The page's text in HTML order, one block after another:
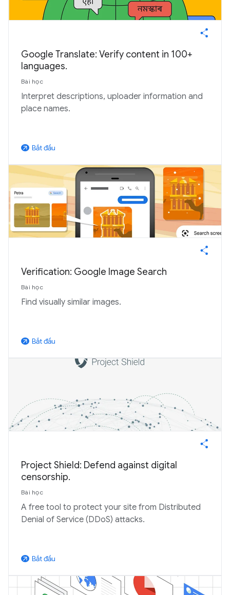
Google Translate: Verify content in 100+
languages.
Bài học
Interpret descriptions, uploader information and
place names.
arrow_outward Bắt đầu
Verification: Google Image Search
Bài học
Find visually similar images.
arrow_outward Bắt đầu
Project Shield: Defend against digital
censorship.
Bài học
A free tool to protect your site from Distributed
Denial of Service (DDoS) attacks.
arrow_outward Bắt đầu